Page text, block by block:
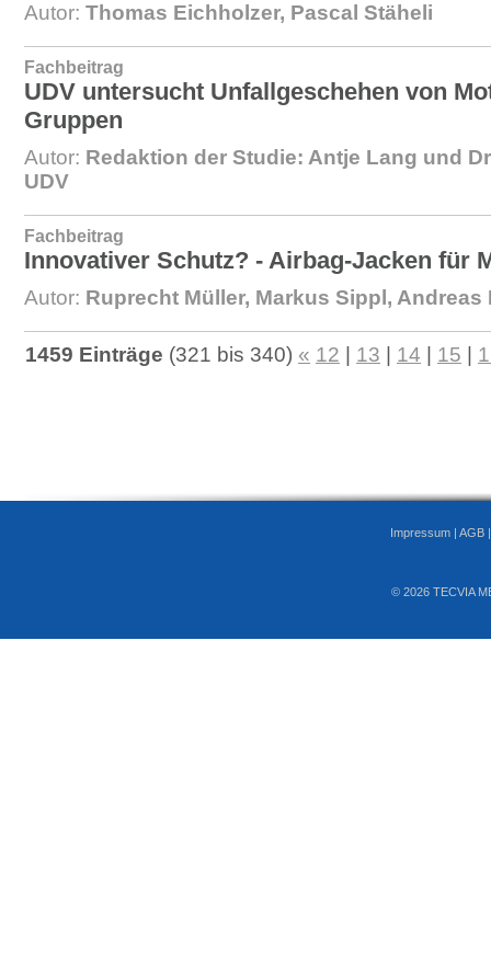
Autor: Thomas Eichholzer, Pascal Stäheli
Fachbeitrag
UDV untersucht Unfallgeschehen von
Gruppen
Autor: Redaktion der Studie: Antje Lang und
UDV
Fachbeitrag
Innovativer Schutz? - Airbag-Jacken für
Autor: Ruprecht Müller, Markus Sippl, Andreas
1459 Einträge (321 bis 340) « 12 13 14 15
Impressum | AGB
© 2026 TECVIA